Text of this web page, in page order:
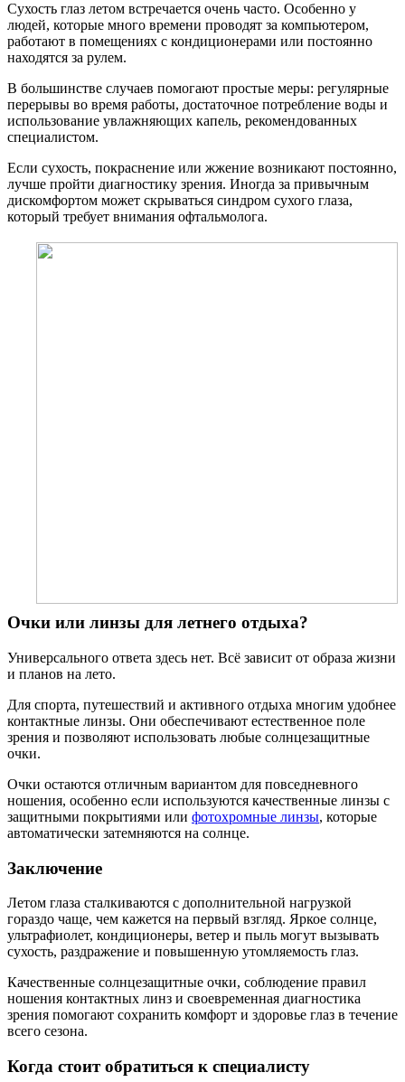
Сухость глаз летом встречается очень часто. Особенно у
людей, которые много времени проводят за компьютером,
работают в помещениях с кондиционерами или постоянно
находятся за рулем.
В большинстве случаев помогают простые меры: регулярные
перерывы во время работы, достаточное потребление воды и
использование увлажняющих капель, рекомендованных
специалистом.
Если сухость, покраснение или жжение возникают постоянно,
лучше пройти диагностику зрения. Иногда за привычным
дискомфортом может скрываться синдром сухого глаза,
который требует внимания офтальмолога.
Очки или линзы для летнего отдыха?
Универсального ответа здесь нет. Всё зависит от образа жизни
и планов на лето.
Для спорта, путешествий и активного отдыха многим удобнее
контактные линзы. Они обеспечивают естественное поле
зрения и позволяют использовать любые солнцезащитные
очки.
Очки остаются отличным вариантом для повседневного
ношения, особенно если используются качественные линзы с
защитными покрытиями или фотохромные линзы, которые
автоматически затемняются на солнце.
Заключение
Летом глаза сталкиваются с дополнительной нагрузкой
гораздо чаще, чем кажется на первый взгляд. Яркое солнце,
ультрафиолет, кондиционеры, ветер и пыль могут вызывать
сухость, раздражение и повышенную утомляемость глаз.
Качественные солнцезащитные очки, соблюдение правил
ношения контактных линз и своевременная диагностика
зрения помогают сохранить комфорт и здоровье глаз в течение
всего сезона.
Когда стоит обратиться к специалисту